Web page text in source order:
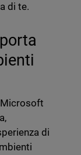
di te.
di